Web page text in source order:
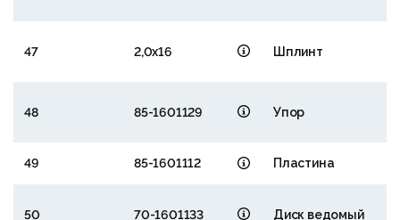
47 2,0х16 Шплинт
48 85-1601129 Упор
49 85-1601112 Пластина
50 70-1601133 Диск ведомый